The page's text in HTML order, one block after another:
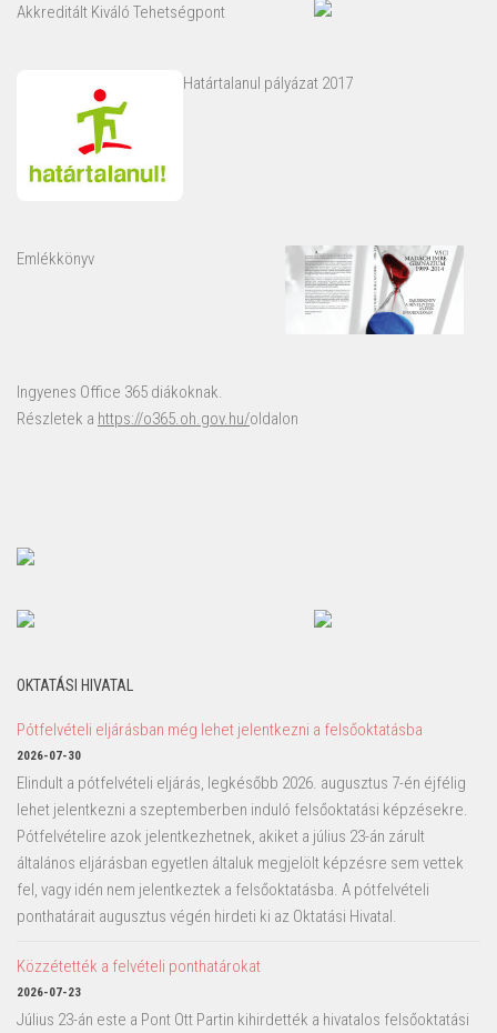
Akkreditált Kiváló Tehetségpont
Határtalanul pályázat 2017
Emlékkönyv
Ingyenes Office 365 diákoknak.
Részletek a https://o365.oh.gov.hu/oldalon
OKTATÁSI HIVATAL
Pótfelvételi eljárásban még lehet jelentkezni a felsőoktatásba
2026-07-30
Elindult a pótfelvételi eljárás, legkésőbb 2026. augusztus 7-én éjfélig
lehet jelentkezni a szeptemberben induló felsőoktatási képzésekre.
Pótfelvételire azok jelentkezhetnek, akiket a július 23-án zárult
általános eljárásban egyetlen általuk megjelölt képzésre sem vettek
fel, vagy idén nem jelentkeztek a felsőoktatásba. A pótfelvételi
ponthatárait augusztus végén hirdeti ki az Oktatási Hivatal.
Közzétették a felvételi ponthatárokat
2026-07-23
Július 23-án este a Pont Ott Partin kihirdették a hivatalos felsőoktatási